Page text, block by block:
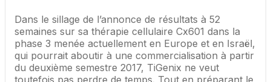
Dans le sillage de l’annonce de résultats à 52
semaines sur sa thérapie cellulaire Cx601 dans la
phase 3 menée actuellement en Europe et en Israël,
qui pourrait aboutir à une commercialisation à partir
du deuxième semestre 2017, TiGenix ne veut